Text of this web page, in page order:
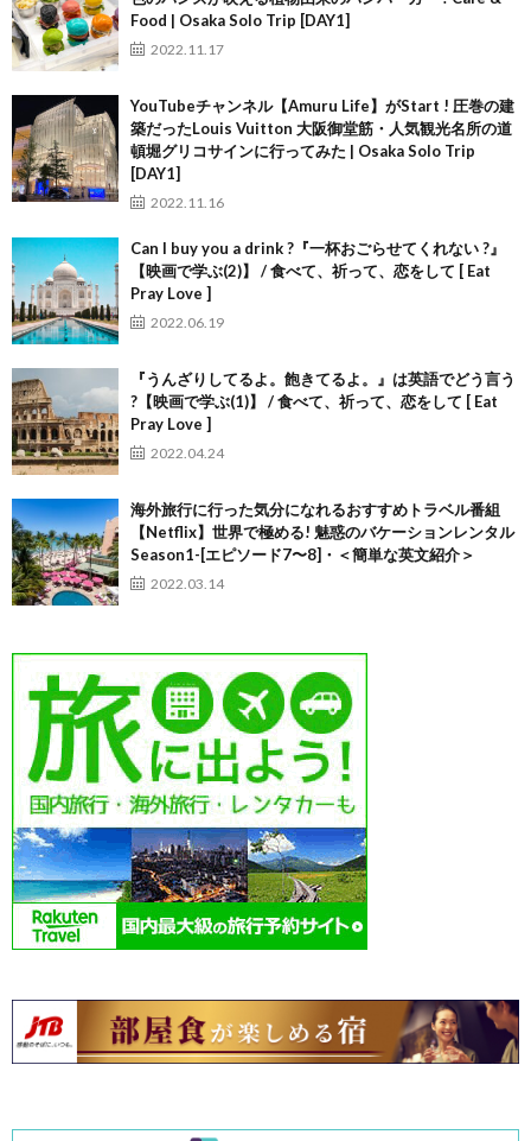
Food | Osaka Solo Trip [DAY1]
2022.11.17
YouTubeチャンネル【Amuru Life】がStart ! 圧巻の建
築だったLouis Vuitton 大阪御堂筋・人気観光名所の道
頓堀グリコサインに行ってみた | Osaka Solo Trip
[DAY1]
2022.11.16
Can I buy you a drink ?『一杯おごらせてくれない ?』
【映画で学ぶ(2)】 / 食べて、祈って、恋をして [ Eat
Pray Love ]
2022.06.19
『うんざりしてるよ。飽きてるよ。』は英語でどう言う
?【映画で学ぶ(1)】 / 食べて、祈って、恋をして [ Eat
Pray Love ]
2022.04.24
海外旅行に行った気分になれるおすすめトラベル番組
【Netflix】世界で極める! 魅惑のバケーションレンタル
Season1-[エピソード7〜8]・＜簡単な英文紹介＞
2022.03.14